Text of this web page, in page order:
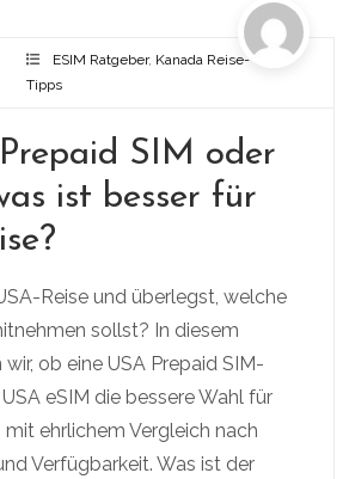
ESIM Ratgeber, Kanada Reise-
Tipps
SIM oder
ist besser für
Reise und überlegst, welche
sollst? In diesem
ob eine USA Prepaid SIM-
eSIM die bessere Wahl für
mit ehrlichem Vergleich nach
Verfügbarkeit. Was ist der